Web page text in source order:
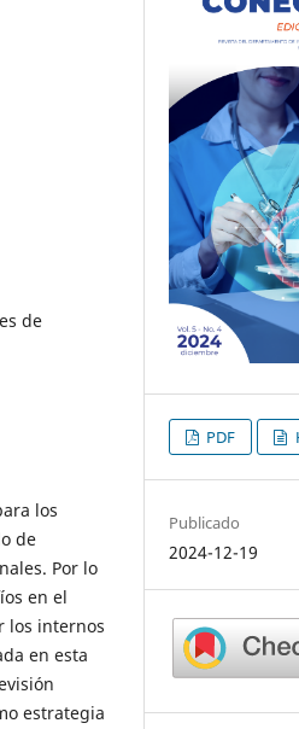
de
los
de
Por lo
en el
los internos
en esta
estrategia
PDF
Publicado
2024-12-19